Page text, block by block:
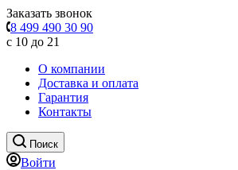
Заказать звонок
8 499 490 30 90
с 10 до 21
О компании
Доставка и оплата
Гарантия
Контакты
Поиск
Войти